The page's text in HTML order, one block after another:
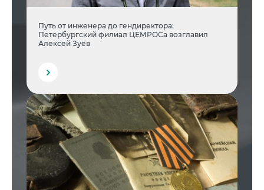
Путь от инженера до гендиректора:
Петербургский филиал ЦЕМРОСа возглавил
Алексей Зуев